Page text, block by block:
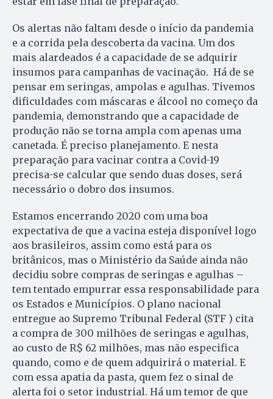
Os alertas não faltam desde o início da pandemia
e a corrida pela descoberta da vacina. Um dos
mais alardeados é a capacidade de se adquirir
insumos para campanhas de vacinação. Há de se
pensar em seringas, ampolas e agulhas. Tivemos
dificuldades com máscaras e álcool no começo da
pandemia, demonstrando que a capacidade de
produção não se torna ampla com apenas uma
canetada. É preciso planejamento. E nesta
preparação para vacinar contra a Covid-19
precisa-se calcular que sendo duas doses, será
necessário o dobro dos insumos.
Estamos encerrando 2020 com uma boa
expectativa de que a vacina esteja disponível logo
aos brasileiros, assim como está para os
britânicos, mas o Ministério da Saúde ainda não
decidiu sobre compras de seringas e agulhas –
tem tentado empurrar essa responsabilidade para
os Estados e Municípios. O plano nacional
entregue ao Supremo Tribunal Federal (STF ) cita
a compra de 300 milhões de seringas e agulhas,
ao custo de R$ 62 milhões, mas não especifica
quando, como e de quem adquirirá o material. E
com essa apatia da pasta, quem fez o sinal de
alerta foi o setor industrial. Há um temor de que